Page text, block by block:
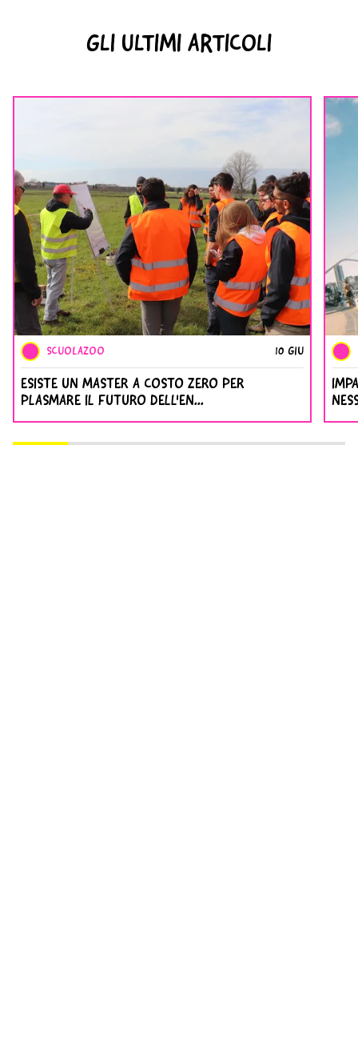
GLI ULTIMI ARTICOLI
SCUOLAZOO 10 GIU
ESISTE UN MASTER A COSTO ZERO PER
PLASMARE IL FUTURO DELL'EN...